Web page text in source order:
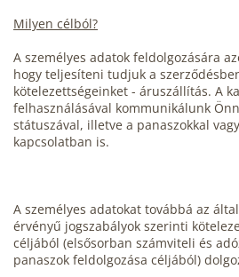
Milyen célból?
A személyes adatok feldolgozására
hogy teljesíteni tudjuk a
kötelezettségeinket - áruszállítás. A
felhasználásával kommunikálunk
státuszával, illetve a panaszokkal
kapcsolatban is.
A személyes adatokat továbbá az
érvényű jogszabályok szerinti
céljából (elsősorban számviteli és
panaszok feldolgozása céljából)